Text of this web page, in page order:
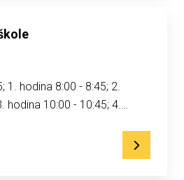
1. hodina 8:00 - 8:45; 2.
hodina 10:00 - 10:45; 4.…